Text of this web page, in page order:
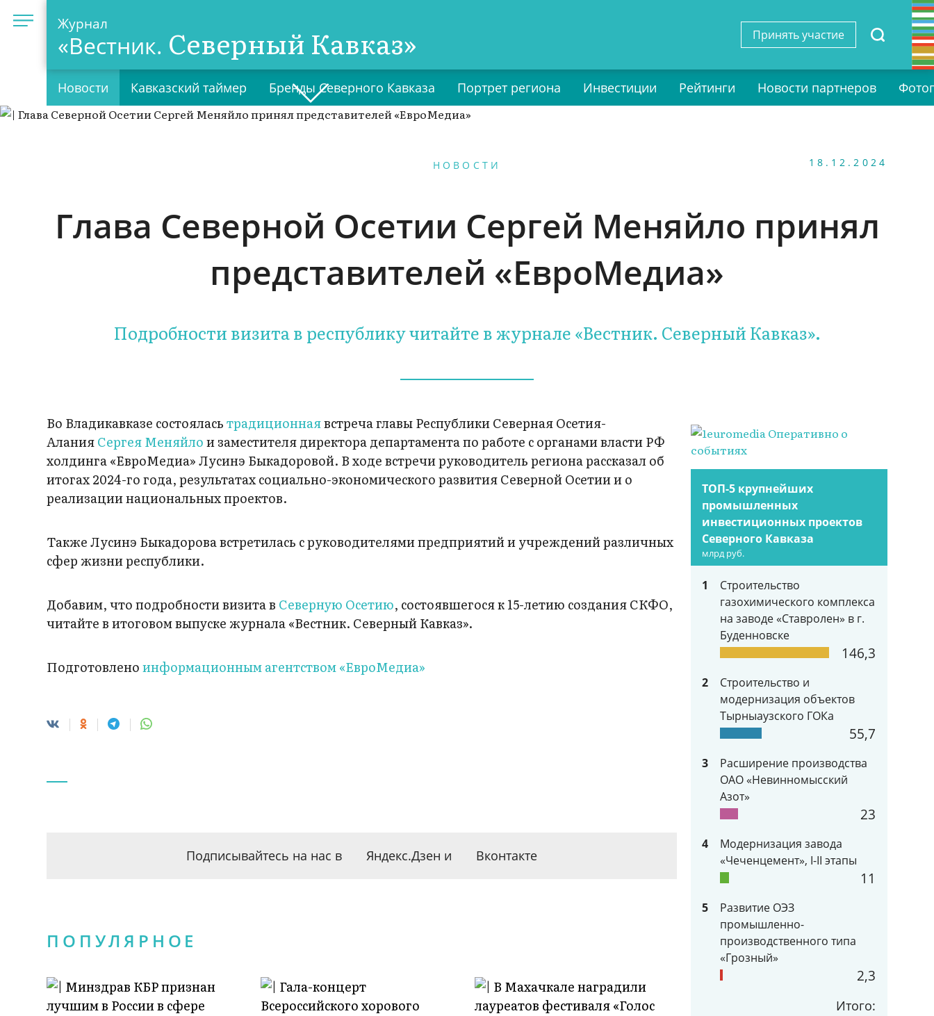
Журнал
«Вестник. Северный Кавказ» Принять участие
Новости Кавказский таймер Бренды Северного Кавказа Портрет региона Инвестиции Рейтинги Новости партнеров
НОВОСТИ 18.12.2024
Глава Северной Осетии Сергей Меняйло принял
представителей «ЕвроМедиа»
Подробности визита в республику читайте в журнале «Вестник. Северный Кавказ».
Во Владикавказе состояласьтрадиционнаявстреча главы Республики Северная Осетия-
АланияСергея Меняйлои заместителя директора департамента по работе с органами власти РФ
холдинга «ЕвроМедиа» Лусинэ Быкадоровой. В ходе встречи руководитель региона рассказал об
итогах 2024-го года, результатах социально-экономического развития Северной Осетии и о
реализации национальных проектов.
Также Лусинэ Быкадорова встретилась с руководителями предприятий и учреждений различных
сфер жизни республики.
Добавим, что подробности визита в Северную Осетию, состоявшегося к 15-летию создания СКФО,
читайте в итоговом выпуске журнала «Вестник. Северный Кавказ».
Подготовленоинформационным агентством «ЕвроМедиа»
Подписывайтесь на нас в Яндекс.Дзен и Вконтакте
ПОПУЛЯРНОЕ
ТОП-5 крупнейших
промышленных
инвестиционных проектов
Северного Кавказа
млрд руб.
1
Строительство
газохимического комплекса
на заводе «Ставролен» в г.
Буденновске
146,3
2
Строительство и
модернизация объектов
Тырныаузского ГОКа
55,7
3
Расширение производства
ОАО «Невинномысский
Азот»
23
4
Модернизация завода
«Чеченцемент», I-II этапы
11
5
Развитие ОЭЗ
промышленно-
производственного типа
«Грозный»
2,3
Итого: